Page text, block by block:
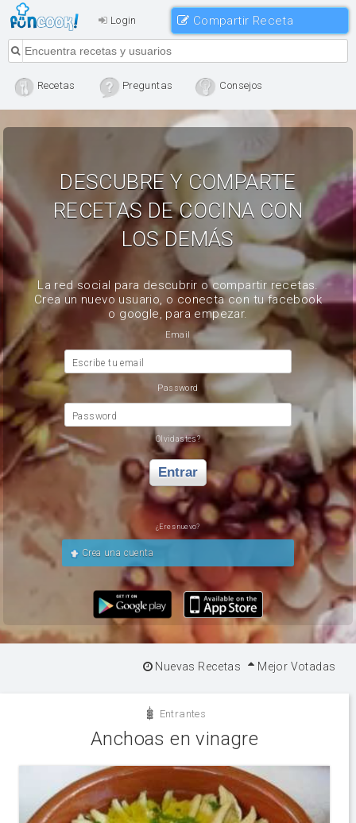
Login
Recetas Preguntas Consejos
DESCUBRE Y COMPARTE
RECETAS DE COCINA CON
LOS DEMÁS
La red social para descubrir o compartir recetas.
Crea un nuevo usuario, o conecta con tu facebook
o google, para empezar.
Email
Escribe tu email
Password
Password
Olvidastes?
Entrar
¿Eres nuevo?
Crea una cuenta
Compartir Receta
Nuevas Recetas Mejor Votadas
Entrantes
Anchoas en vinagre